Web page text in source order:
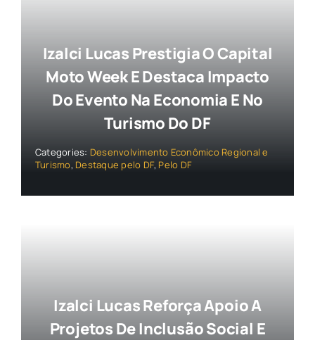
Izalci Lucas Prestigia O Capital
Moto Week E Destaca Impacto
Do Evento Na Economia E No
Turismo Do DF
Categories: Desenvolvimento Econômico Regional e
Turismo, Destaque pelo DF, Pelo DF
Izalci Lucas Reforça Apoio A
Projetos De Inclusão Social E